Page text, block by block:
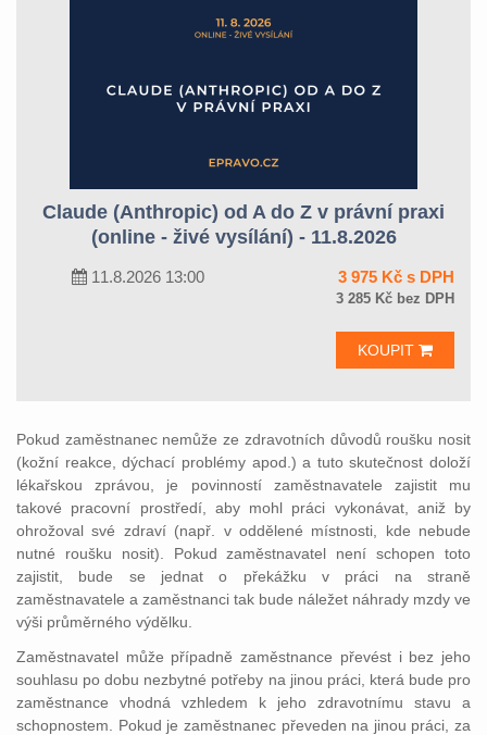
Claude (Anthropic) od A do Z v právní praxi
(online - živé vysílání) - 11.8.2026
11.8.2026 13:00 3 975 Kč s DPH
3 285 Kč bez DPH
KOUPIT
Pokud zaměstnanec nemůže ze zdravotních důvodů roušku nosit
(kožní reakce, dýchací problémy apod.) a tuto skutečnost doloží
lékařskou zprávou, je povinností zaměstnavatele zajistit mu
takové pracovní prostředí, aby mohl práci vykonávat, aniž by
ohrožoval své zdraví (např. v oddělené místnosti, kde nebude
nutné roušku nosit). Pokud zaměstnavatel není schopen toto
zajistit, bude se jednat o překážku v práci na straně
zaměstnavatele a zaměstnanci tak bude náležet náhrady mzdy ve
výši průměrného výdělku.
Zaměstnavatel může případně zaměstnance převést i bez jeho
souhlasu po dobu nezbytné potřeby na jinou práci, která bude pro
zaměstnance vhodná vzhledem k jeho zdravotnímu stavu a
schopnostem. Pokud je zaměstnanec převeden na jinou práci, za